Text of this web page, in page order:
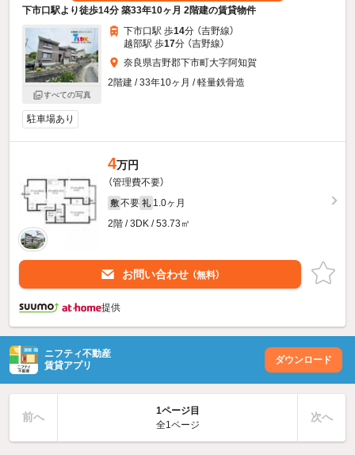
下市口駅より徒歩14分 築33年10ヶ月 2階建の賃貸物件
すべての写真
下市口駅 歩14分 （吉野線）
越部駅 歩17分 （吉野線）
奈良県吉野郡下市町大字阿知賀
2階建 / 33年10ヶ月 / 軽量鉄骨造
駐車場あり
4万円
（管理費不要）
敷 不要 礼 1.0ヶ月
2階 / 3DK / 53.73㎡
お問い合わせ （無料）
提供
ニフティ不動産
賃貸アプリ
ダウンロード
前へ
1ページ目
全1ページ
次へ